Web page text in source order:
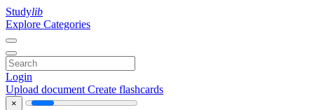
Studylib
Explore Categories
Login
Upload document Create flashcards
×